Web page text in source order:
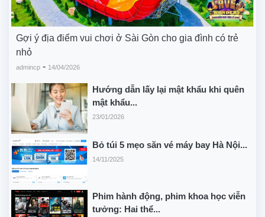
Gợi ý địa điểm vui chơi ở Sài Gòn cho gia đình có trẻ
nhỏ
admincp - 14/04/2026
Hướng dẫn lấy lại mật khẩu khi quên
mật khẩu...
23/01/2026
Bỏ túi 5 mẹo săn vé máy bay Hà Nội...
14/11/2025
Phim hành động, phim khoa học viễn
tưởng: Hai thể...